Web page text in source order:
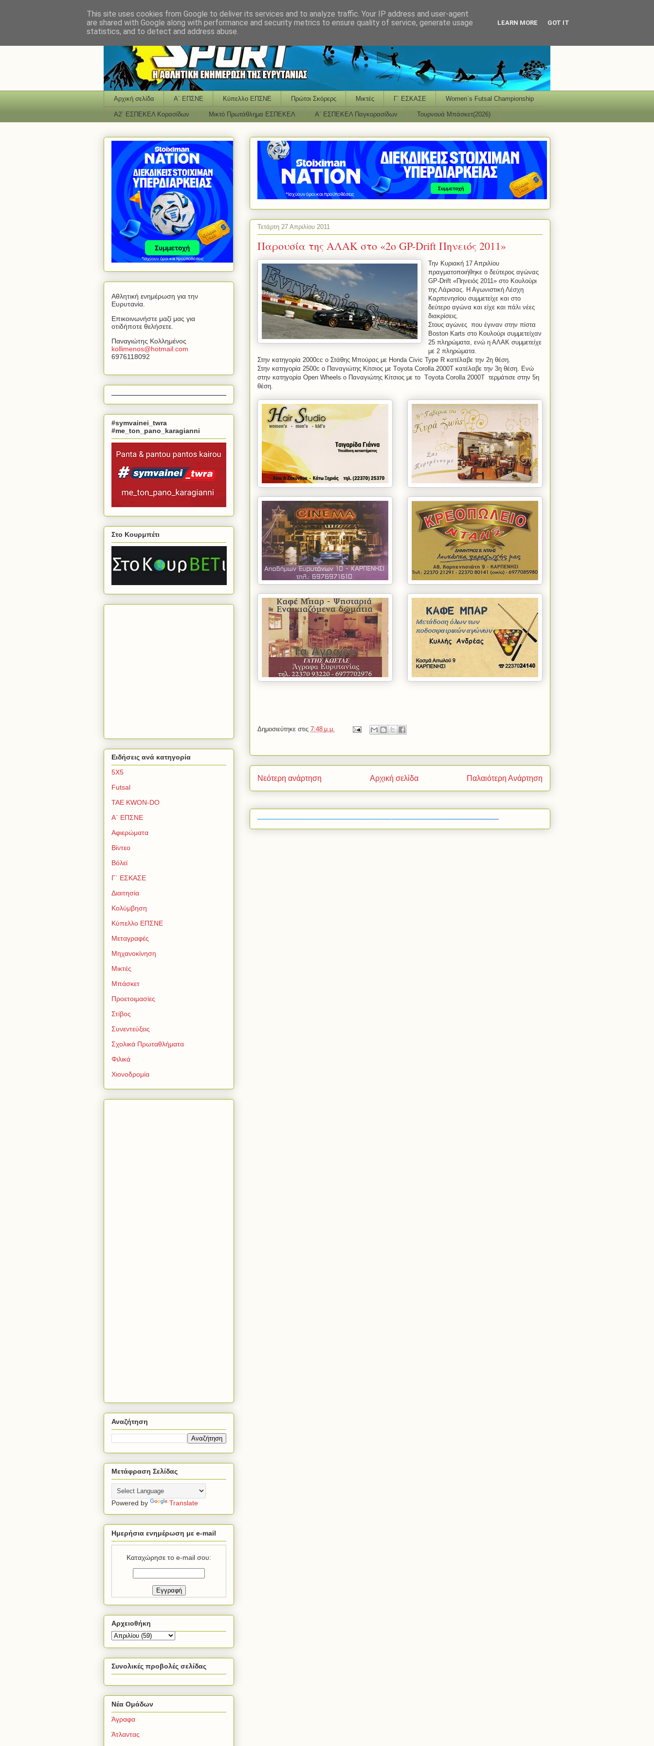
Αρχική σελίδα Α΄ ΕΠΣΝΕ Κύπελλο ΕΠΣΝΕ Πρώτοι Σκόρερς Μικτές Γ΄ ΕΣΚΑΣΕ Women΄s Futsal Championship
Α2΄ ΕΣΠΕΚΕΛ Κορασίδων Μικτό Πρωτάθλημα ΕΣΠΕΚΕΛ Α΄ ΕΣΠΕΚΕΛ Παγκορασίδων Τουρνουά Μπάσκετ(2026)
Τετάρτη 27 Απριλίου 2011
Παρουσία της ΑΛΑΚ στο «2ο GP-Drift Πηνειός 2011»
Την Κυριακή 17 Απριλίου
πραγματοποιήθηκε ο δεύτερος αγώνας
GP-Drift «Πηνειός 2011» στο Κουλούρι
της Λάρισας. Η Αγωνιστική Λέσχη
Καρπενησίου συμμετείχε και στο
δεύτερο αγώνα και είχε και πάλι νέες
διακρίσεις.
Στους αγώνες που έγιναν στην πίστα
Boston Karts στο Κουλούρι συμμετείχαν
25 πληρώματα, ενώ η ΑΛΑΚ συμμετείχε
με 2 πληρώματα.
Στην κατηγορία 2000cc ο Στάθης Μπούρας με Honda Civic Type R κατέλαβε την 2η θέση.
Στην κατηγορία 2500c ο Παναγιώτης Κίτσιος με Τoyota Corolla 2000Τ κατέλαβε την 3η θέση. Ενώ
στην κατηγορία Open Wheels ο Παναγιώτης Κίτσιος με το Τoyota Corolla 2000Τ τερμάτισε στην 5η
θέση.
Δημοσιεύτηκε στις 7:48 μ.μ.
Νεότερη ανάρτηση Παλαιότερη Ανάρτηση
Αρχική σελίδα
Αθλητική ενημέρωση για την
Ευρυτανία.
Επικοινωνήστε μαζί μας για
οτιδήποτε θελήσετε.
Παναγιώτης Κολλημένος
kollimenos@hotmail com
6976118092
#symvainei_twra
#me_ton_pano_karagianni
Στο Κουρμπέτι
Ειδήσεις ανά κατηγορία
5Χ5
Futsal
TAE KWON-DO
Α΄ ΕΠΣΝΕ
Αφιερώματα
Βίντεο
Βόλεϊ
Γ΄ ΕΣΚΑΣΕ
Διαιτησία
Κολύμβηση
Κύπελλο ΕΠΣΝΕ
Μεταγραφές
Μηχανοκίνηση
Μικτές
Μπάσκετ
Προετοιμασίες
Στίβος
Συνεντεύξεις
Σχολικά Πρωταθλήματα
Φιλικά
Χιονοδρομία
Αναζήτηση
Μετάφραση Σελίδας
Powered by Translate
Ημερήσια ενημέρωση με e-mail
Καταχώρησε το e-mail σου:
Αρχειοθήκη
Συνολικές προβολές σελίδας
Νέα Ομάδων
Άγραφα
Άτλαντας
This site uses cookies from Google to deliver its services and to analyze traffic. Your IP address and user-agent
are shared with Google along with performance and security metrics to ensure quality of service, generate usage
statistics, and to detect and address abuse.
LEARN MORE GOT IT